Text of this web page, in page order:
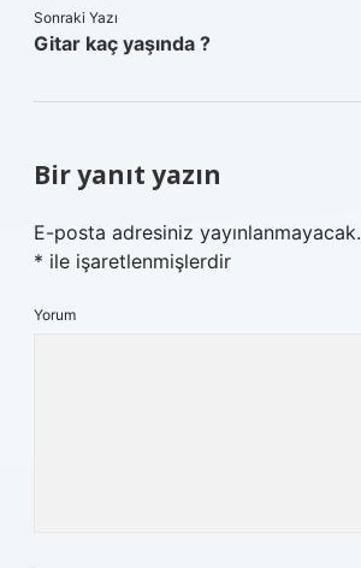
Sonraki Yazı
Gitar kaç yaşında ?
Bir yanıt yazın
E-posta adresiniz yayınlanmayacak.
* ile işaretlenmişlerdir
Yorum